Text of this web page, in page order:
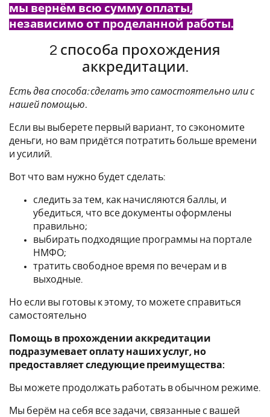
мы вернём всю сумму оплаты,
независимо от проделанной работы.
2 способа прохождения
аккредитации.
Есть два способа: сделать это самостоятельно или с
нашей помощью.
Если вы выберете первый вариант, то сэкономите
деньги, но вам придётся потратить больше времени
и усилий.
Вот что вам нужно будет сделать:
следить за тем, как начисляются баллы, и
убедиться, что все документы оформлены
правильно;
выбирать подходящие программы на портале
НМФО;
тратить свободное время по вечерам и в
выходные.
Но если вы готовы к этому, то можете справиться
самостоятельно
Помощь в прохождении аккредитации
подразумевает оплату наших услуг, но
предоставляет следующие преимущества:
Вы можете продолжать работать в обычном режиме.
Мы берём на себя все задачи, связанные с вашей